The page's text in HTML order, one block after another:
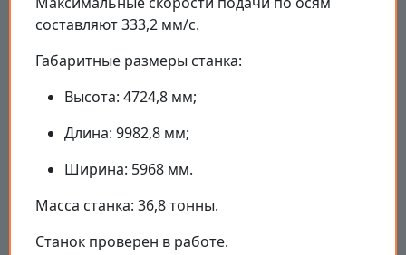
составляют 333,2 мм/с.
Габаритные размеры станка:
Высота: 4724,8 мм;
Длина: 9982,8 мм;
Ширина: 5968 мм.
Масса станка: 36,8 тонны.
Станок проверен в работе.